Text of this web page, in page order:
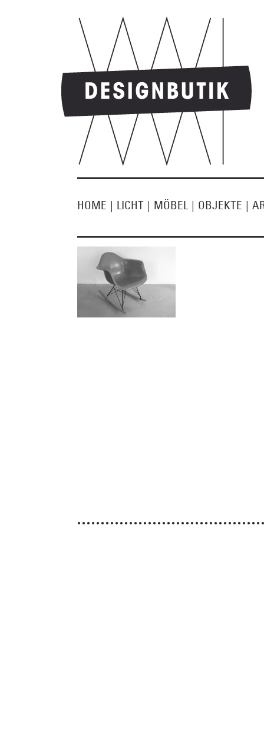
HOME | LICHT | MÖBEL | OBJEKTE |